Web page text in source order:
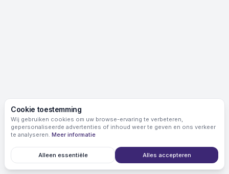
Cookie toestemming
Wij gebruiken cookies om uw browse-ervaring te verbeteren,
gepersonaliseerde advertenties of inhoud weer te geven en ons verkeer
te analyseren. Meer informatie
Alleen essentiële Alles accepteren